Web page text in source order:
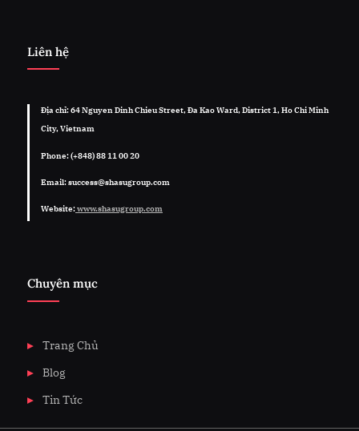
Liên hệ
Địa chỉ: 64 Nguyen Dinh Chieu Street, Đa Kao Ward, District 1, Ho Chi Minh
City, Vietnam
Phone: (+848) 88 11 00 20
Email: success@shasugroup.com
Website:www.shasugroup.com
Chuyên mục
Trang Chủ
Blog
Tin Tức